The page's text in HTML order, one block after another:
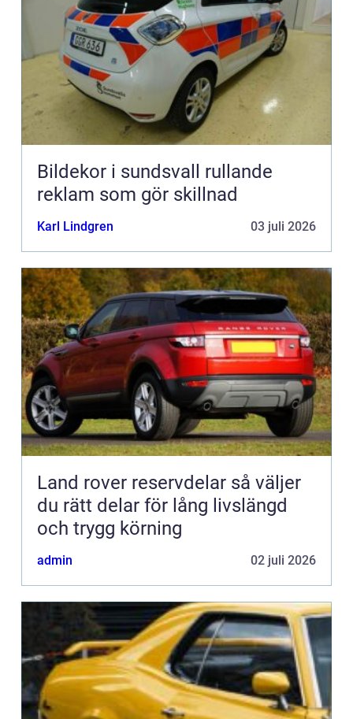
Bildekor i sundsvall rullande
reklam som gör skillnad
Karl Lindgren 03 juli 2026
Land rover reservdelar så väljer
du rätt delar för lång livslängd
och trygg körning
admin 02 juli 2026